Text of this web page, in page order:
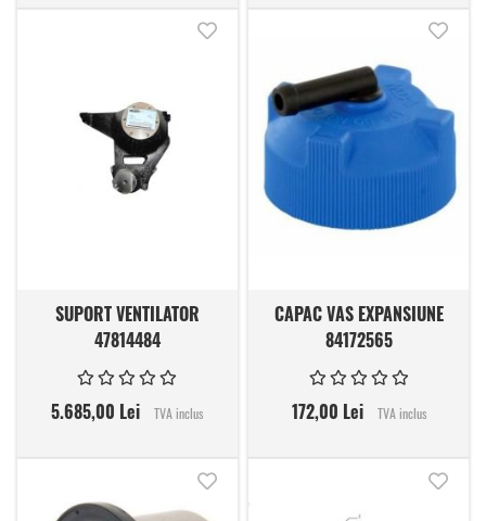
SUPORT VENTILATOR
47814484
5.685,00 Lei TVA inclus
CAPAC VAS EXPANSIUNE
84172565
172,00 Lei TVA inclus